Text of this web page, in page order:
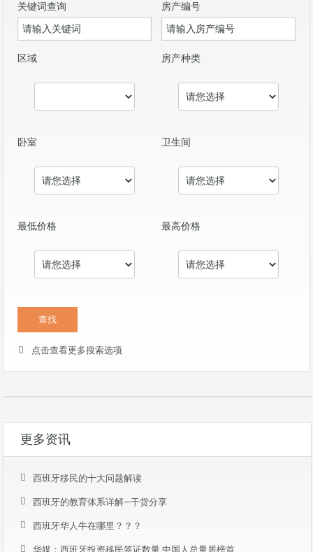
关键词查询 房产编号
区域 房产种类
卧室 卫生间
最低价格 最高价格
点击查看更多搜索选项
更多资讯
西班牙移民的十大问题解读
西班牙的教育体系详解—干货分享
西班牙华人牛在哪里？？？
华媒：西班牙投资移民签证数量 中国人总量居榜首